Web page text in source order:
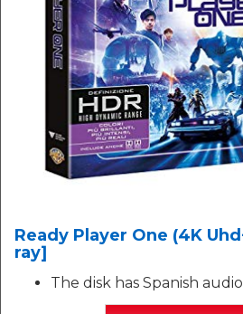
Ready Player One (4K
ray]
The disk has Spanish